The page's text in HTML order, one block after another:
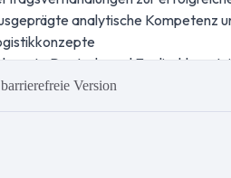
barrierefreie Version